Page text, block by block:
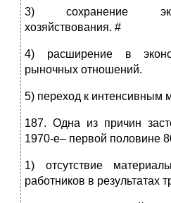
3) сохранение
хозяйствования. #
4) расширение в
рыночных отношений.
5) переход к интенсивным
187. Одна из причин
1970-е– первой половине
1) отсутствие
работников в результатах